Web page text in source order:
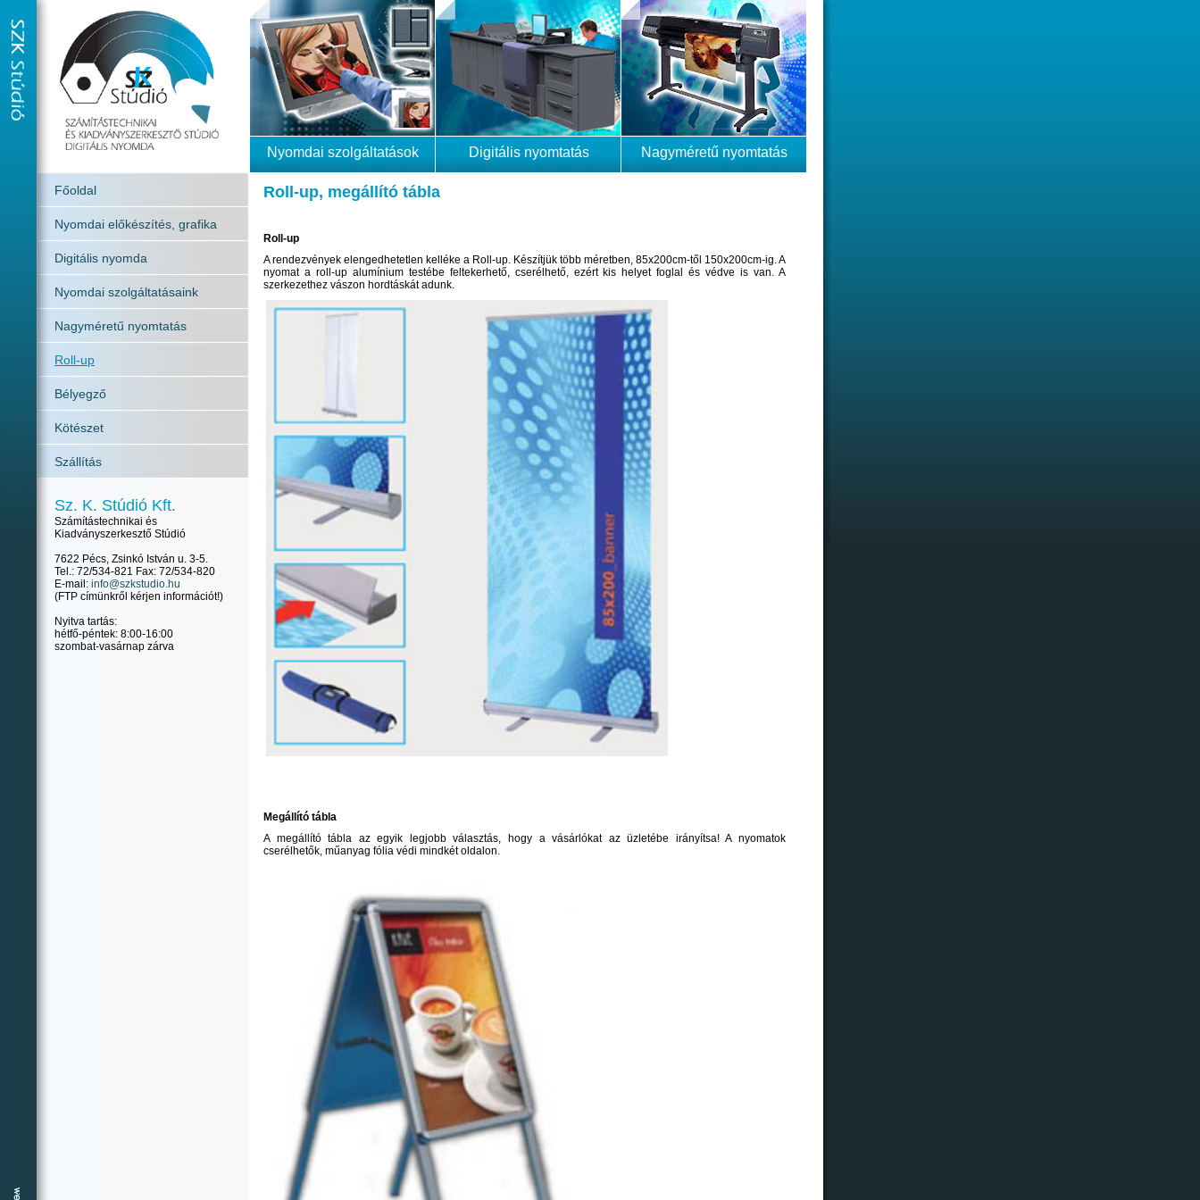
Főoldal
Nyomdai előkészítés, grafika
Digitális nyomda
Nyomdai szolgáltatásaink
Nagyméretű nyomtatás
Roll-up
Bélyegző
Kötészet
Szállítás
Sz. K. Stúdió Kft.
Számítástechnikai és
Kiadványszerkesztő Stúdió
7622 Pécs, Zsinkó István u. 3-5.
Tel.: 72/534-821 Fax: 72/534-820
E-mail: info@szkstudio.hu
(FTP címünkről kérjen információt!)
Nyitva tartás:
hétfő-péntek: 8:00-16:00
szombat-vasárnap zárva
Nyomdai szolgáltatások Digitális nyomtatás Nagyméretű nyomtatás
Roll-up, megállító tábla
Roll-up
A rendezvények elengedhetetlen kelléke a Roll-up. Készítjük több méretben, 85x200cm-től 150x200cm-ig. A
nyomat a roll-up alumínium testébe feltekerhető, cserélhető, ezért kis helyet foglal és védve is van. A
szerkezethez vászon hordtáskát adunk.
Megállító tábla
A megállító tábla az egyik legjobb választás, hogy a vásárlókat az üzletébe irányítsa! A nyomatok
cserélhetők, műanyag fólia védi mindkét oldalon.